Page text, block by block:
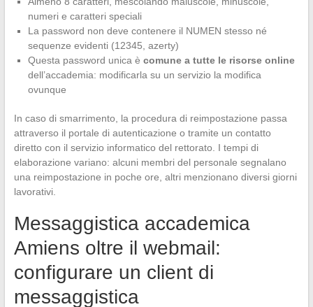
numeri e caratteri speciali
La password non deve contenere il NUMEN stesso né
sequenze evidenti (12345, azerty)
Questa password unica è comune a tutte le risorse online
dell’accademia: modificarla su un servizio la modifica
ovunque
In caso di smarrimento, la procedura di reimpostazione passa
attraverso il portale di autenticazione o tramite un contatto
diretto con il servizio informatico del rettorato. I tempi di
elaborazione variano: alcuni membri del personale segnalano
una reimpostazione in poche ore, altri menzionano diversi giorni
lavorativi.
Messaggistica accademica
Amiens oltre il webmail:
configurare un client di
messaggistica